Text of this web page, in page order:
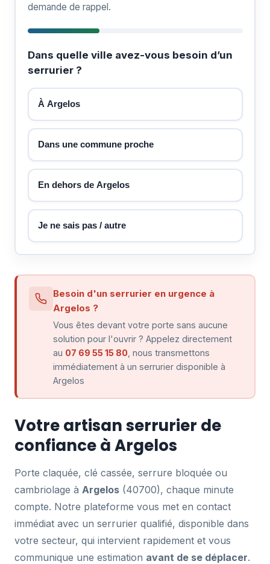
demande de rappel.
Dans quelle ville avez-vous besoin d’un
serrurier ?
À Argelos
Dans une commune proche
En dehors de Argelos
Je ne sais pas / autre
Besoin d'un serrurier en urgence à
Argelos ?
Vous êtes devant votre porte sans aucune
solution pour l'ouvrir ? Appelez directement
au 07 69 55 15 80 , nous transmettons
immédiatement à un serrurier disponible à
Argelos
Votre artisan serrurier de
confiance à Argelos
Porte claquée, clé cassée, serrure bloquée ou
cambriolage à Argelos (40700), chaque minute
compte. Notre plateforme vous met en contact
immédiat avec un serrurier qualifié, disponible dans
votre secteur, qui intervient rapidement et vous
communique une estimation avant de se déplacer.